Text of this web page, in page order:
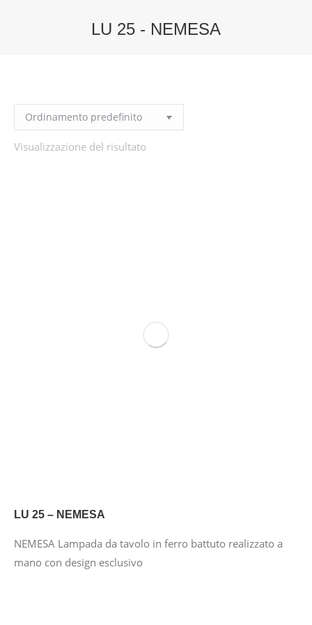
LU 25 - NEMESA
Visualizzazione del risultato
LU 25 – NEMESA
NEMESA Lampada da tavolo in ferro battuto realizzato a
mano con design esclusivo